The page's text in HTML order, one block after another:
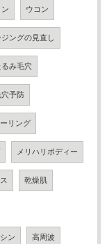
ウコン
ジングの見直し
るみ毛穴
穴予防
リング
メリハリボディー
乾燥肌
ン 高周波